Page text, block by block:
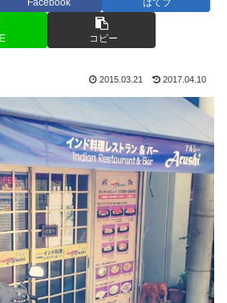
Facebook はてブ
コピー
2015.03.21 2017.04.10